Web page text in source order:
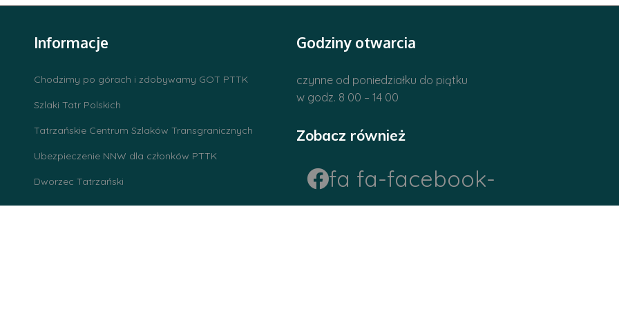
Informacje
Chodzimy po górach i zdobywamy GOT PTTK
Szlaki Tatr Polskich
Tatrzańskie Centrum Szlaków Transgranicznych
Ubezpieczenie NNW dla członków PTTK
Dworzec Tatrzański
Godziny otwarcia
czynne od poniedziałku do piątku
w godz. 8 00 – 14 00
Zobacz również
fa fa-facebook-
official